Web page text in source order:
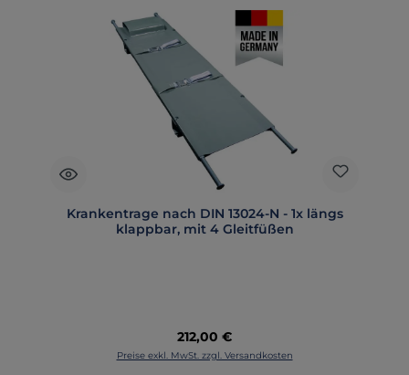
Krankentrage nach DIN 13024-N - 1x längs
klappbar, mit 4 Gleitfüßen
Regulärer Preis:
212,00 €
Preise exkl. MwSt. zzgl. Versandkosten